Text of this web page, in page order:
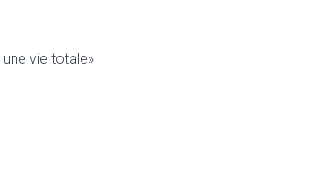
vie totale»